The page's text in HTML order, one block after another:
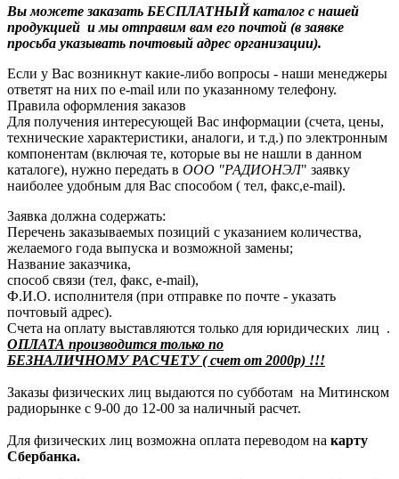
Вы можете заказать БЕСПЛАТНЫЙ каталог с нашей
продукцией и мы отправим вам его почтой (в заявке
просьба указывать почтовый адрес организации).
Если у Вас возникнут какие-либо вопросы - наши менеджеры
ответят на них по e-mail или по указанному телефону.
Правила оформления заказов
Для получения интересующей Вас информации (счета, цены,
технические характеристики, аналоги, и т.д.) по электронным
компонентам (включая те, которые вы не нашли в данном
каталоге), нужно передать в ООО "РАДИОНЭЛ" заявку
наиболее удобным для Вас способом ( тел, факс,e-mail).
Заявка должна содержать:
Перечень заказываемых позиций с указанием количества,
желаемого года выпуска и возможной замены;
Название заказчика,
способ связи (тел, факс, e-mail),
Ф.И.О. исполнителя (при отправке по почте - указать
почтовый адрес).
Счета на оплату выставляются только для юридических лиц .
ОПЛАТА производится только по
БЕЗНАЛИЧНОМУ РАСЧЕТУ ( счет от 2000р) !!!
Заказы физических лиц выдаются по субботам на Митинском
радиорынке с 9-00 до 12-00 за наличный расчет.
Для физических лиц возможна оплата переводом на карту
Сбербанка.